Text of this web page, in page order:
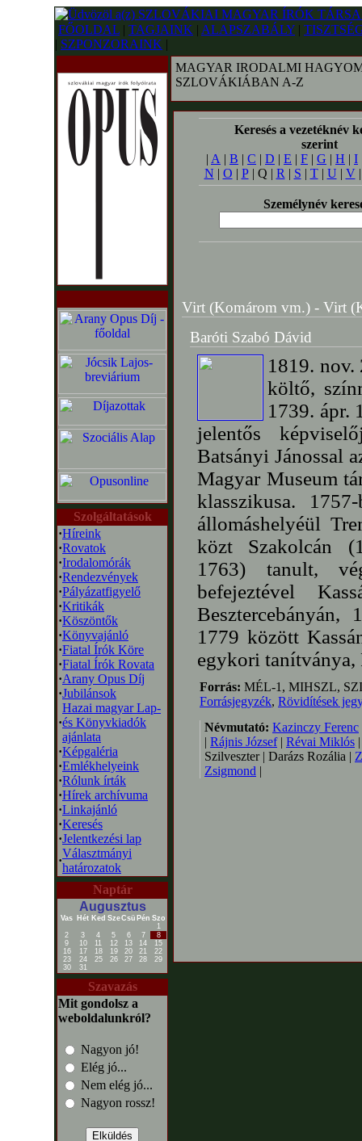
FŐOLDAL | TAGJAINK | ALAPSZABÁLY |
| SZPONZORAINK |
Szolgáltatások
·Híreink
·Rovatok
·Irodalomórák
·Rendezvények
·Pályázatfigyelő
·Kritikák
·Köszöntők
·Könyvajánló
·Fiatal Írók Köre
·Fiatal Írók Rovata
·Arany Opus Díj
·Jubilánsok
·
Hazai magyar Lap-
és Könyvkiadók
ajánlata
·Képgaléria
·Emlékhelyeink
·Rólunk írták
·Hírek archívuma
·Linkajánló
·Keresés
·Jelentkezési lap
·
Választmányi
határozatok
Naptár
Augusztus
Vas Hét Ked SzeCsü Pén Szo
1
2
3 4 5 6 7
8
9
10 11 12 13 14
15
16
17 18 19 20 21
22
23
24 25 26 27 28
29
30
31
Szavazás
Mit gondolsz a
weboldalunkról?
Nagyon jó!
Elég jó...
Nem elég jó...
Nagyon rossz!
MAGYAR IRODALMI
SZLOVÁKIÁBAN A-Z
Keresés a vezetéknév
szerint
| A | B | C | D | E | F | G | H | I
N | O | P| Q | R | S | T| U | V
Személynév
Virt (Komárom vm.) - Virt
Baróti Szabó Dávid
1819.
költő,
1739. ápr.
jelentős
Batsányi Jánossal
Magyar Museum
klasszikusa.
állomáshelyéül
közt Szakolcán
1763) tanult,
befejeztével
Besztercebányán,
1779 között
egykori tanítványa,
Forrás: MÉL-1, MIHSZL,
Forrásjegyzék, Rövidítések
Névmutató: Kazinczy Ferenc
| Rájnis József| Révai Miklós
Szilveszter | Darázs Rozália |
Zsigmond |